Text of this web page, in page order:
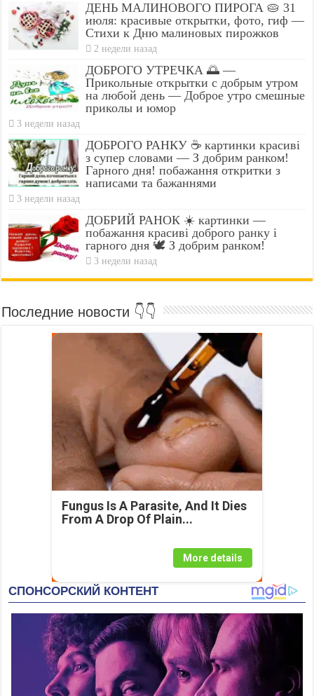
ДЕНЬ МАЛИНОВОГО ПИРОГА 🥧 31
июля: красивые открытки, фото, гиф —
Стихи к Дню малиновых пирожков
2 недели назад
ДОБРОГО УТРЕЧКА 🌅 —
Прикольные открытки с добрым утром
на любой день — Доброе утро смешные
приколы и юмор
3 недели назад
ДОБРОГО РАНКУ ☕ картинки красиві
з супер словами — З добрим ранком!
Гарного дня! побажання откритки з
написами та бажаннями
3 недели назад
ДОБРИЙ РАНОК ☀️ картинки —
побажання красиві доброго ранку і
гарного дня 🕊️ З добрим ранком!
3 недели назад
Последние новости 👇👇
Fungus Is A Parasite, And It Dies
From A Drop Of Plain...
More details